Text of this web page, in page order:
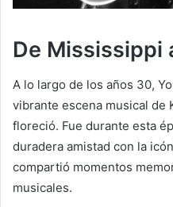
De Mississippi
A lo largo de los años 30,
vibrante escena musical de
floreció. Fue durante esta
duradera amistad con la
compartió momentos
musicales.